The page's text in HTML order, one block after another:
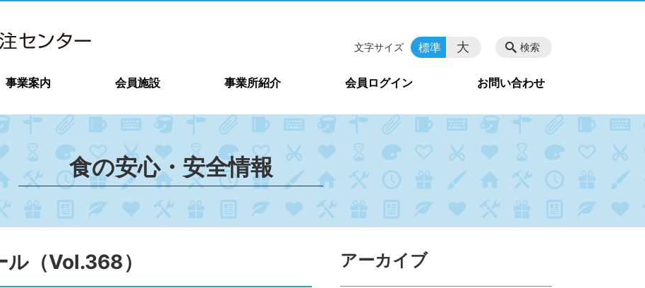
事業案内 会員施設 事業所紹介 会員ログイン お問い合わせ
検索
文字サイズ 標準 大
食の安心・安全情報
（Vol.368） アーカイブ